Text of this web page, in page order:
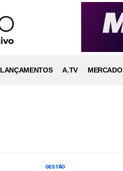
LANÇAMENTOS A.TV MERCADO
GESTÃO